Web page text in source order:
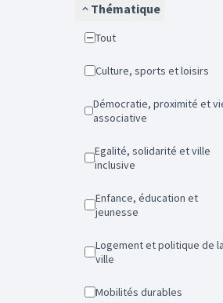
Thématique
Tout
Culture, sports et loisirs
Démocratie, proximité et vie
associative
Egalité, solidarité et ville
inclusive
Enfance, éducation et
jeunesse
Logement et politique de la
ville
Mobilités durables